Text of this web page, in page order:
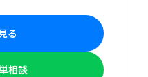
る
相談